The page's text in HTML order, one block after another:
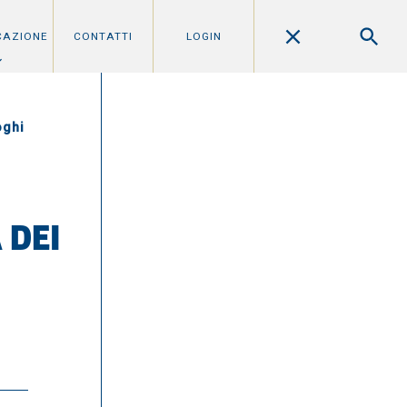
CONTATTI LOGIN